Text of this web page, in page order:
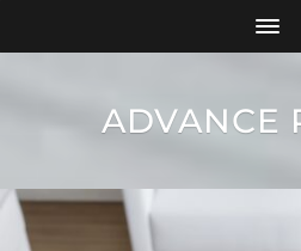
ADVANCE